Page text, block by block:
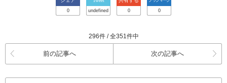
0 undefined 0 0
296件 / 全351件中
前の記事へ 次の記事へ